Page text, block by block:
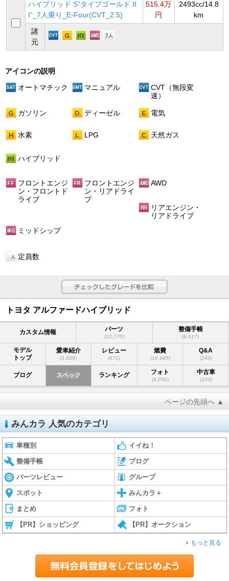
ハイブリッド S“タイプゴールド II
I”_7人乗り_E-Four(CVT_2.5)
515.4万
円
2493cc/14.8
km
諸
元
アイコンの説明
オートマチック
マニュアル
CVT（無段変
速）
ガソリン ディーゼル 電気
水素 LPG 天然ガス
ハイブリッド
フロントエンジ
ン・フロントド
ライブ
フロントエンジ
ン・リアドライ
ブ
AWD
リアエンジン・
リアドライブ
ミッドシップ
定員数
トヨタ アルファードハイブリッド
カスタム情報 パーツ
(12,770)
整備手帳
(8,417)
モデル
トップ
愛車紹介
(3,406)
レビュー
(471)
燃費
(16,945)
Q&A
(249)
ブログ スペック ランキング フォト
(4,056)
中古車
(103)
ページの先頭へ ▲
みんカラ 人気のカテゴリ
車種別 イイね！
整備手帳 ブログ
パーツレビュー グループ
スポット みんカラ＋
まとめ フォト
【PR】ショッピング 【PR】オークション
もっと見る